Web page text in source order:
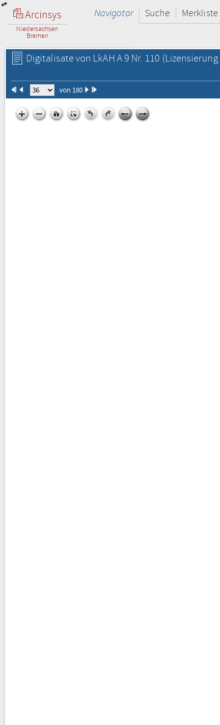
Arcinsys
Niedersachsen
Bremen
Navigator Suche Merkliste
Digitalisate von LkAH A 9 Nr. 110
von 180